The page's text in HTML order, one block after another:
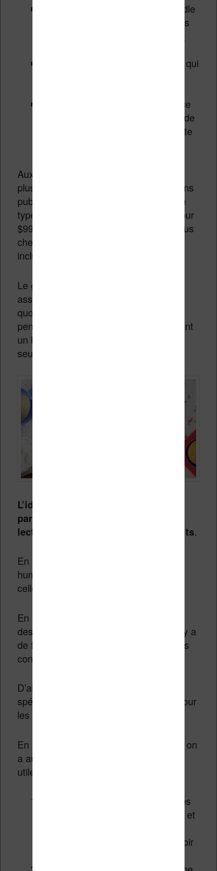
une couverture de protection Kindle
renforcée disponible en 4 couleurs
vous pouvez vous en procurer
une assurance spéciale de 2 ans qui
un abonnement d’un an au service
qui permet de
lire des livres pour enfants (ensuite
Aux USA, ce pack coûte donc à peine
plus cher que la Kindle Tactile seule sans
publicité. On note qu’un pack du même
type avait déjà été proposé en 2015 pour
$99. Cette fois, le
est un peu plus
cher mais on a l’abonnement qui est
inclus.
Le gros avantage c’est aussi son
assurance qui couvre les accidents du
quotidien (chute et casse accidentelle)
pendant deux ans. C’est donc clairement
un bon plan pour les Américains et pas
seulement pour les enfants.
L’idée est bien sûr de rassurer les
parents mais aussi de favoriser la
lecture numérique chez les plus petits.
En effet, Amazon sait bien que les
humains sont fait d’habitudes et que
celles-ci sont difficiles à changer.
En mettant une liseuse entre les mains
des enfants dès leur plus jeune âge, il y a
de fortes chances pour que ces enfants
continuent à lire des ebooks plus tard.
D’ailleurs, Amazon a aussi un logiciel
spécial qui est installé sur ces Kindle pour
les enfants.
En plus des fonctionnalités habituelles, on
a aussi des choses qui devraient être
utiles pour nos jeunes lecteurs :
« ) : des
objectifs de lecture sont présents et
badges en récompense après avoir